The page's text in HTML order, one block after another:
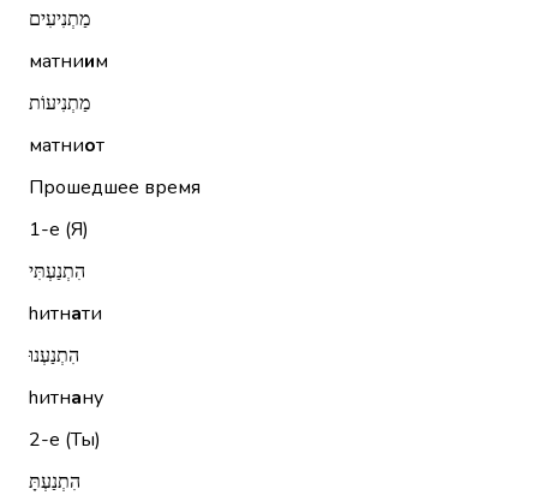
מַתְנִיעִים
матниим
מַתְנִיעוֹת
матниот
Прошедшее время
1-е (Я)
הִתְנַעְתִּי
hитнати
הִתְנַעְנוּ
hитнану
2-е (Ты)
הִתְנַעְתָּ